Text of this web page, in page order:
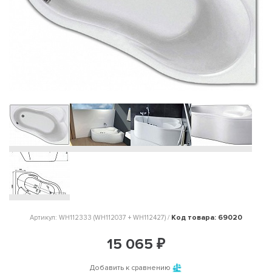
Артикул: WH112333 (WH112037 + WH112427) / Код товара: 69020
15 065 ₽
Добавить к сравнению